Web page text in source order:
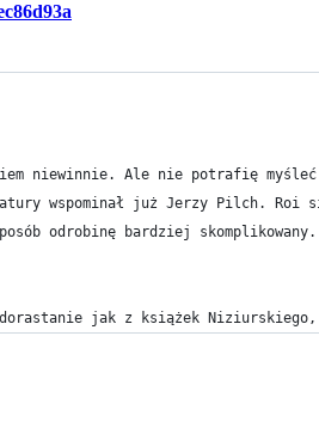
niewinnie. Ale nie potrafię
wspominał już Jerzy Pilch. Roi
odrobinę bardziej
jak z książek